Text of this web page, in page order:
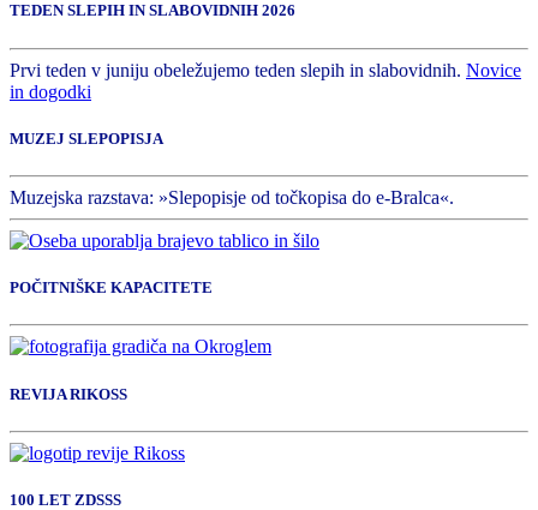
TEDEN SLEPIH IN SLABOVIDNIH 2026
Prvi teden v juniju obeležujemo teden slepih in slabovidnih. Novice
in dogodki
MUZEJ SLEPOPISJA
Muzejska razstava: »Slepopisje od točkopisa do e-Bralca«.
POČITNIŠKE KAPACITETE
REVIJA RIKOSS
100 LET ZDSSS